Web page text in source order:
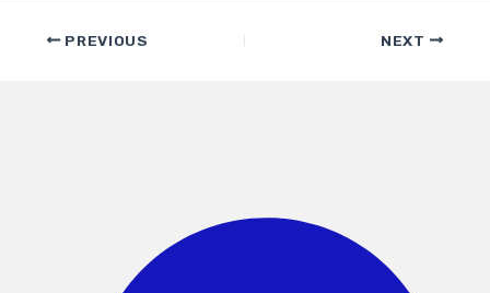
PREVIOUS NEXT